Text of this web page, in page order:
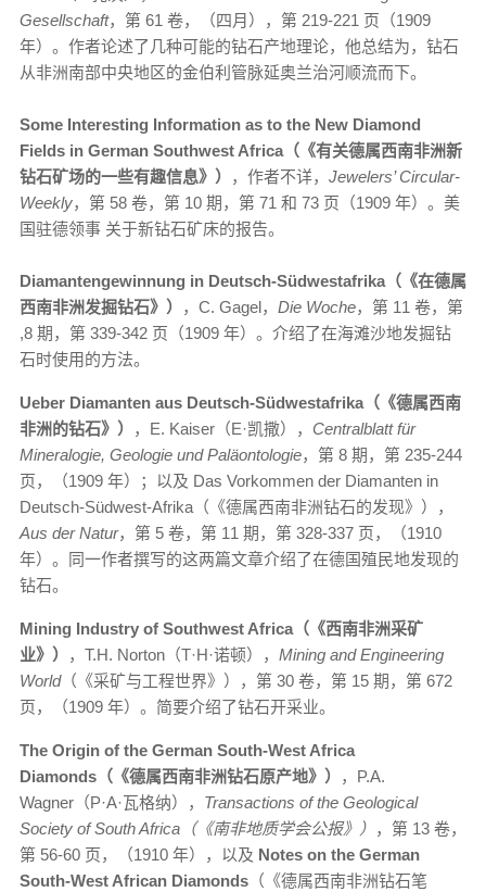
Gesellschaft，第 61 卷，（四月），第 219-221 页（1909
年）。作者论述了几种可能的钻石产地理论，他总结为，钻石
从非洲南部中央地区的金伯利管脉延奥兰治河顺流而下。
Some Interesting Information as to the New Diamond
Fields in German Southwest Africa（《有关德属西南非洲新
钻石矿场的一些有趣信息》）
，作者不详， Jewelers’ Circular-
Weekly，第 58 卷，第 10 期，第 71 和 73 页（1909 年）。美
国驻德领事 关于新钻石矿床的报告。
Diamantengewinnung in Deutsch-Südwestafrika（《在德属
西南非洲发掘钻石》）
，C. Gagel， Die Woche，第 11 卷，第
,8 期，第 339-342 页（1909 年）。介绍了在海滩沙地发掘钻
石时使用的方法。
Ueber Diamanten aus Deutsch-Südwestafrika（《德属西南
非洲的钻石》）
，E. Kaiser（E·凯撒）， Centralblatt für
Mineralogie, Geologie und Paläontologie，第 8 期，第 235-244
页，（1909 年）；以及 Das Vorkommen der Diamanten in
Deutsch-Südwest-Afrika（《德属西南非洲钻石的发现》），
Aus der Natur，第 5 卷，第 11 期，第 328-337 页，（1910
年）。同一作者撰写的这两篇文章介绍了在德国殖民地发现的
钻石。
Mining Industry of Southwest Africa（《西南非洲采矿
业》）
，T.H. Norton（T·H·诺顿）， Mining and Engineering
World（《采矿与工程世界》），第 30 卷，第 15 期，第 672
页，（1909 年）。简要介绍了钻石开采业。
The Origin of the German South-West Africa
Diamonds（《德属西南非洲钻石原产地》）
，P.A.
Wagner（P·A·瓦格纳）， Transactions of the Geological
Society of South Africa（《南非地质学会公报》） ，第 13 卷，
第 56-60 页，（1910 年），以及 Notes on the German
South-West African Diamonds （《德属西南非洲钻石笔